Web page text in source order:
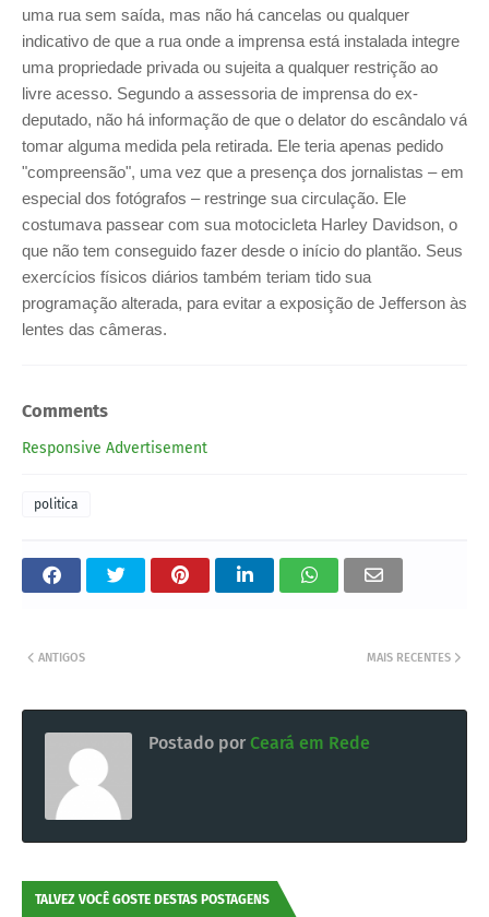
uma rua sem saída, mas não há cancelas ou qualquer
indicativo de que a rua onde a imprensa está instalada integre
uma propriedade privada ou sujeita a qualquer restrição ao
livre acesso. Segundo a assessoria de imprensa do ex-
deputado, não há informação de que o delator do escândalo vá
tomar alguma medida pela retirada. Ele teria apenas pedido
"compreensão", uma vez que a presença dos jornalistas – em
especial dos fotógrafos – restringe sua circulação. Ele
costumava passear com sua motocicleta Harley Davidson, o
que não tem conseguido fazer desde o início do plantão. Seus
exercícios físicos diários também teriam tido sua
programação alterada, para evitar a exposição de Jefferson às
lentes das câmeras.
Comments
Responsive Advertisement
politica
MAIS RECENTES
ANTIGOS
Postado por Ceará em Rede
TALVEZ VOCÊ GOSTE DESTAS POSTAGENS